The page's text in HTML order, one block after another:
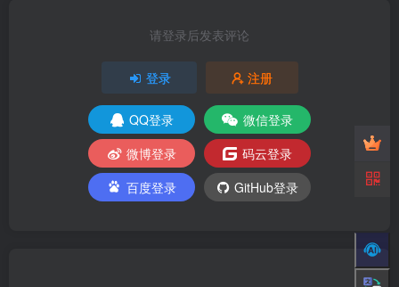
请登录后发表评论
登录 注册
QQ登录
微信登录
微博登录
码云登录
百度登录
GitHub登录